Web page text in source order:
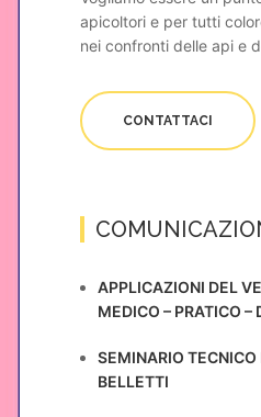
apicoltori e per tutti
nei confronti delle api e
CONTATTACI
APPLICAZIONI DEL
MEDICO – PRATICO –
SEMINARIO TECNICO
BELLETTI